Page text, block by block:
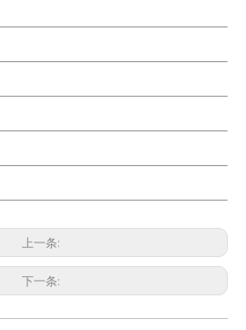
上一条:
下一条:
适用于表面测温消费类电器 NTC 10K 3950 热敏电阻温度传感器探头
NTC RTD 热敏电阻温度传感器探头不锈钢 黄铜 线耳保护外壳接线端子电缆接头